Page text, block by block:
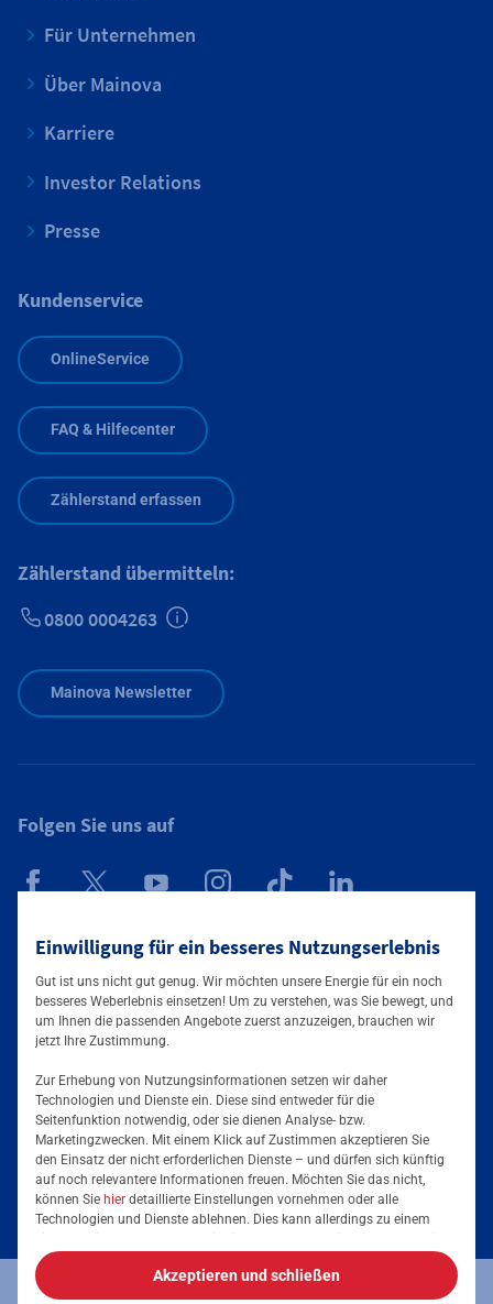
Einwilligung für ein besseres Nutzungserlebnis
Gut ist uns nicht gut genug. Wir möchten unsere Energie für ein noch
besseres Weberlebnis einsetzen! Um zu verstehen, was Sie bewegt, und
um Ihnen die passenden Angebote zuerst anzuzeigen, brauchen wir
jetzt Ihre Zustimmung.
Zur Erhebung von Nutzungsinformationen setzen wir daher
Technologien und Dienste ein. Diese sind entweder für die
Seitenfunktion notwendig, oder sie dienen Analyse- bzw.
Marketingzwecken. Mit einem Klick auf Zustimmen akzeptieren Sie
den Einsatz der nicht erforderlichen Dienste – und dürfen sich künftig
auf noch relevantere Informationen freuen. Möchten Sie das nicht,
können Sie hier detaillierte Einstellungen vornehmen oder alle
Technologien und Dienste ablehnen. Dies kann allerdings zu einem
jederzeit die volle Kontrolle über Ihre Daten, denn die Auswahl kann
jederzeit geändert werden. Weitere Informationen zur Mainova finden
Sie imImpressumund in denDatenschutzhinweisen.
Akzeptieren und schließen
Für Unternehmen
Über Mainova
Karriere
Investor Relations
Presse
Kundenservice
OnlineService
FAQ & Hilfecenter
Zählerstand erfassen
Zählerstand übermitteln:
0800 0004263
Mainova Newsletter
Folgen Sie uns auf
Mainova App
Tarife & Angebote
Strom für Zuhause
Erdgas für Zuhause
Elektromobilität
Services & Informationen
Podcast
Umzugsmeldung
Impressum
Datenschutz Vertrag kündigen